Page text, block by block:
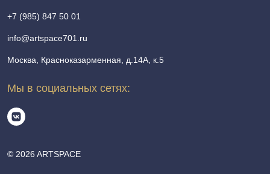
© 2026 ARTSPACE
+7 (985) 847 50 01
info@artspace701.ru
Москва, Красноказарменная, д.14А, к.5
Мы в социальных сетях: